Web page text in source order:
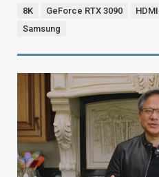
8K GeForce RTX 3090
Samsung